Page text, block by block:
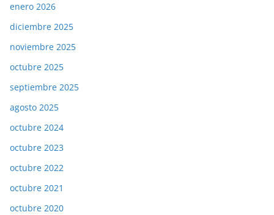
enero 2026
diciembre 2025
noviembre 2025
octubre 2025
septiembre 2025
agosto 2025
octubre 2024
octubre 2023
octubre 2022
octubre 2021
octubre 2020